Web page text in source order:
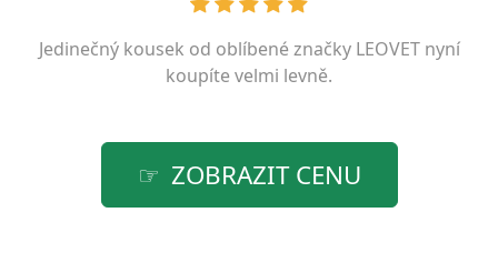
Jedinečný kousek od oblíbené značky LEOVETnyní
koupíte velmi levně.
ZOBRAZIT CENU